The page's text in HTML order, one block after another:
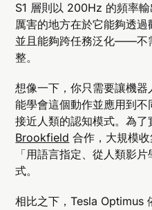
S1 層則以 200Hz 的頻率
厲害的地方在於它能夠透過
並且能夠跨任務泛化——不
整。
想像一下，你只需要讓機
能學會這個動作並應用到
接近人類的認知模式。為了
Brookfield 合作，大規模
「用語言指定、從人類影
式。
相比之下，Tesla Optimus